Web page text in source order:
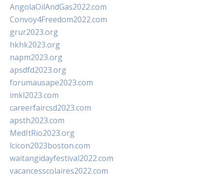
AngolaOilAndGas2022.com
Convoy4Freedom2022.com
grur2023.org
hkhk2023.org
napm2023.org
apsdfd2023.org
forumausape2023.com
imkl2023.com
careerfaircsd2023.com
apsth2023.com
MedItRio2023.org
lcicon2023boston.com
waitangidayfestival2022.com
vacancesscolaires2022.com